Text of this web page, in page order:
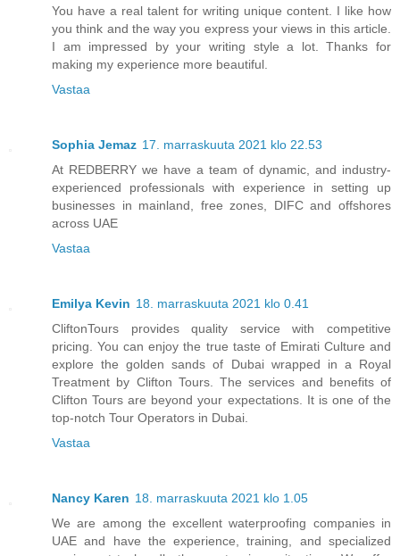
You have a real talent for writing unique content. I like how
you think and the way you express your views in this article.
I am impressed by your writing style a lot. Thanks for
making my experience more beautiful.
Vastaa
Sophia Jemaz 17. marraskuuta 2021 klo 22.53
At REDBERRY we have a team of dynamic, and industry-
experienced professionals with experience in setting up
businesses in mainland, free zones, DIFC and offshores
across UAE
Vastaa
Emilya Kevin 18. marraskuuta 2021 klo 0.41
CliftonTours provides quality service with competitive
pricing. You can enjoy the true taste of Emirati Culture and
explore the golden sands of Dubai wrapped in a Royal
Treatment by Clifton Tours. The services and benefits of
Clifton Tours are beyond your expectations. It is one of the
top-notch Tour Operators in Dubai.
Vastaa
Nancy Karen 18. marraskuuta 2021 klo 1.05
We are among the excellent waterproofing companies in
UAE and have the experience, training, and specialized